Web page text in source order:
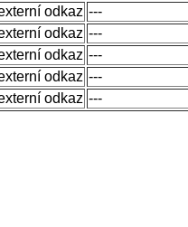
odkaz ---
odkaz ---
odkaz ---
odkaz ---
odkaz ---